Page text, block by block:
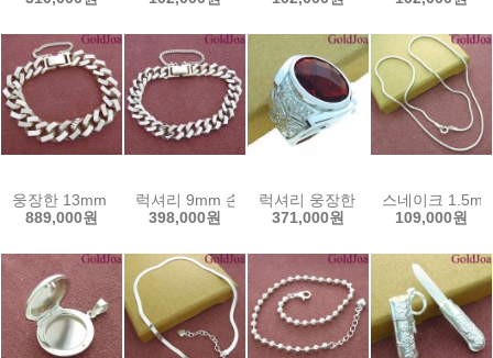
웅장한 13mm 손세공 컷팅 체인 실버팔찌 (s52200b) 선물인기 골드조
889,000원
럭셔리 9mm 손컷팅 체인 공용 실버팔찌 (52230b)
398,000원
럭셔리 웅장한 독수리 가넷 실버
371,000원
스네이크
109,000원